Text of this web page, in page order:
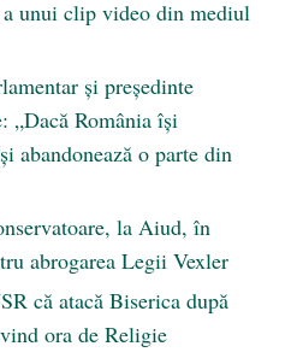
unui clip video din mediul
și președinte
„Dacă România își
abandonează o parte din
la Aiud, în
abrogarea Legii Vexler
că atacă Biserica după
ora de Religie